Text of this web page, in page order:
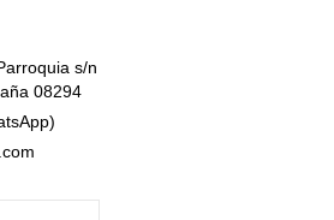
s/n
08294